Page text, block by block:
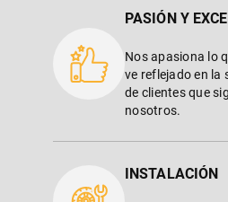
PASIÓN Y
Nos apasiona lo
ve reflejado en la
de clientes que
nosotros.
INSTALACIÓN